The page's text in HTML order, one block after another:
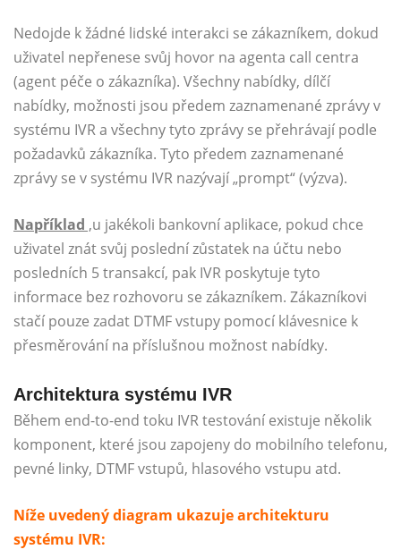
Nedojde k žádné lidské interakci se zákazníkem, dokud
uživatel nepřenese svůj hovor na agenta call centra
(agent péče o zákazníka). Všechny nabídky, dílčí
nabídky, možnosti jsou předem zaznamenané zprávy v
systému IVR a všechny tyto zprávy se přehrávají podle
požadavků zákazníka. Tyto předem zaznamenané
zprávy se v systému IVR nazývají „prompt“ (výzva).
Například ,u jakékoli bankovní aplikace, pokud chce
uživatel znát svůj poslední zůstatek na účtu nebo
posledních 5 transakcí, pak IVR poskytuje tyto
informace bez rozhovoru se zákazníkem. Zákazníkovi
stačí pouze zadat DTMF vstupy pomocí klávesnice k
přesměrování na příslušnou možnost nabídky.
Architektura systému IVR
Během end-to-end toku IVR testování existuje několik
komponent, které jsou zapojeny do mobilního telefonu,
pevné linky, DTMF vstupů, hlasového vstupu atd.
Níže uvedený diagram ukazuje architekturu
systému IVR: